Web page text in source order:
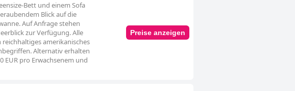
Bett und einem Sofa
Blick auf die
Auf Anfrage stehen
zur Verfügung. Alle
amerikanisches
Alternativ erhalten
EUR pro Erwachsenem und
Preise anzeigen